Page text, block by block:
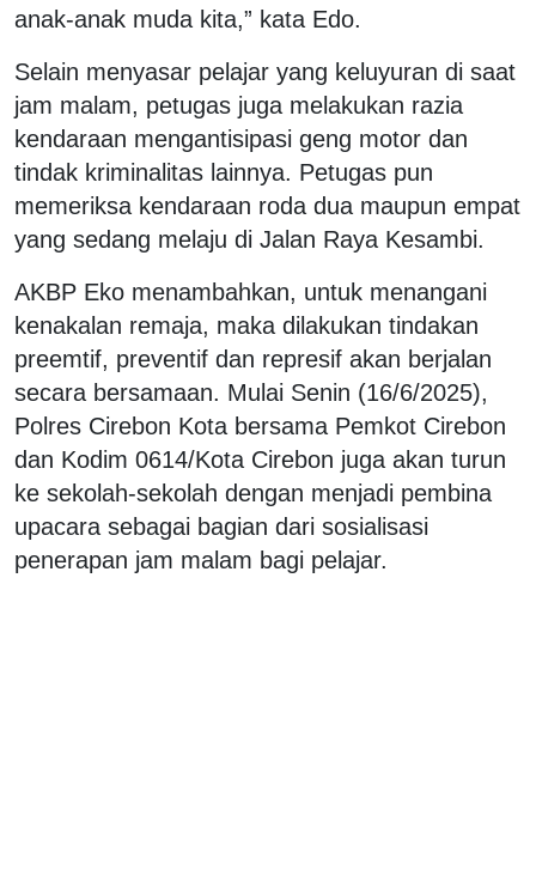
anak-anak muda kita,” kata Edo.
Selain menyasar pelajar yang keluyuran di saat
jam malam, petugas juga melakukan razia
kendaraan mengantisipasi geng motor dan
tindak kriminalitas lainnya. Petugas pun
memeriksa kendaraan roda dua maupun empat
yang sedang melaju di Jalan Raya Kesambi.
AKBP Eko menambahkan, untuk menangani
kenakalan remaja, maka dilakukan tindakan
preemtif, preventif dan represif akan berjalan
secara bersamaan. Mulai Senin (16/6/2025),
Polres Cirebon Kota bersama Pemkot Cirebon
dan Kodim 0614/Kota Cirebon juga akan turun
ke sekolah-sekolah dengan menjadi pembina
upacara sebagai bagian dari sosialisasi
penerapan jam malam bagi pelajar.